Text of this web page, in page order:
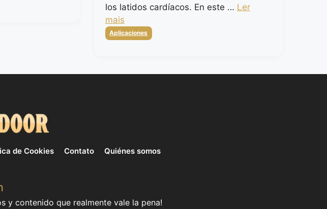
los latidos cardíacos. En este … Ler
mais
Categorias
Aplicaciones
de Cookies Contato Quiénes somos
y contenido que realmente vale la pena!